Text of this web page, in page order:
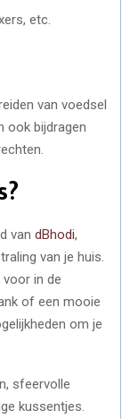
etc.
van voedsel
ook bijdragen
van dBhodi,
van je huis.
in de
of een mooie
om je
sfeervolle
kussentjes.